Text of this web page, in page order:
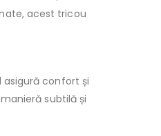
acest tricou
confort și
subtilă și